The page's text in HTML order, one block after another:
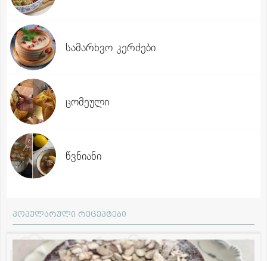
სამარხვო კერძები
ცომეული
წვნიანი
პოპულარული რეცეპტები